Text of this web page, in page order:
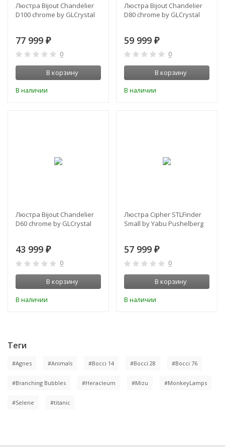
Люстра Bijout Chandelier
D100 chrome by GLCrystal
77 999 ₽
0
В корзину
В наличии
Люстра Bijout Chandelier
D80 chrome by GLCrystal
59 999 ₽
0
В корзину
В наличии
Люстра Bijout Chandelier
D60 chrome by GLCrystal
43 999 ₽
0
В корзину
В наличии
Люстра Cipher STLFinder
Small by Yabu Pushelberg
57 999 ₽
0
В корзину
В наличии
Теги
#Agnes #Animals #Bocci 14 #Bocci 28 #Bocci 76
#Branching Bubbles #Heracleum #Mizu #MonkeyLamps
#Selene #titanic